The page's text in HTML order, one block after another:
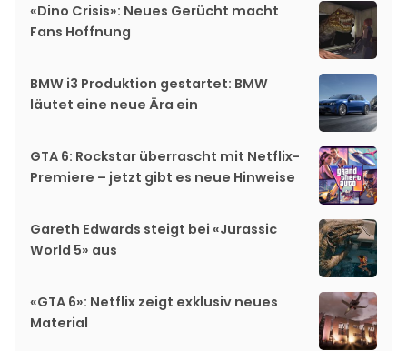
«Dino Crisis»: Neues Gerücht macht
Fans Hoffnung
BMW i3 Produktion gestartet: BMW
läutet eine neue Ära ein
GTA 6: Rockstar überrascht mit Netflix-
Premiere – jetzt gibt es neue Hinweise
Gareth Edwards steigt bei «Jurassic
World 5» aus
«GTA 6»: Netflix zeigt exklusiv neues
Material